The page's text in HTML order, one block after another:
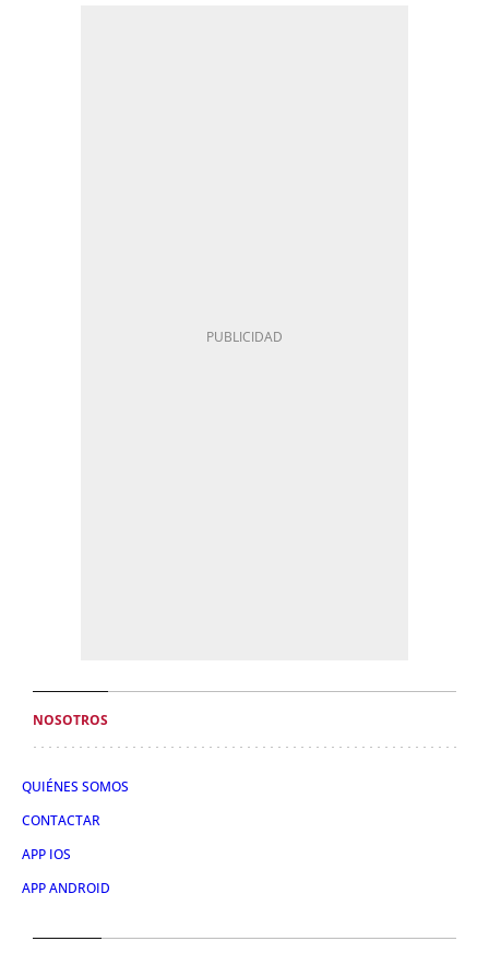
NOSOTROS
QUIÉNES SOMOS
CONTACTAR
APP IOS
APP ANDROID